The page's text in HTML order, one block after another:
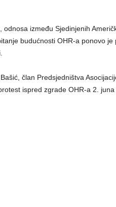
između Sjedinjenih
budućnosti OHR-a ponovo je
član Predsjedništva
ispred zgrade OHR-a 2. juna